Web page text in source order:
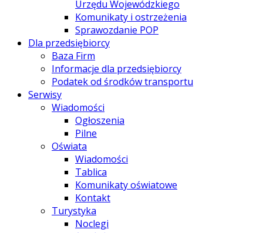
Urzędu Wojewódzkiego
Komunikaty i ostrzeżenia
Sprawozdanie POP
Dla przedsiębiorcy
Baza Firm
Informacje dla przedsiębiorcy
Podatek od środków transportu
Serwisy
Wiadomości
Ogłoszenia
Pilne
Oświata
Wiadomości
Tablica
Komunikaty oświatowe
Kontakt
Turystyka
Noclegi